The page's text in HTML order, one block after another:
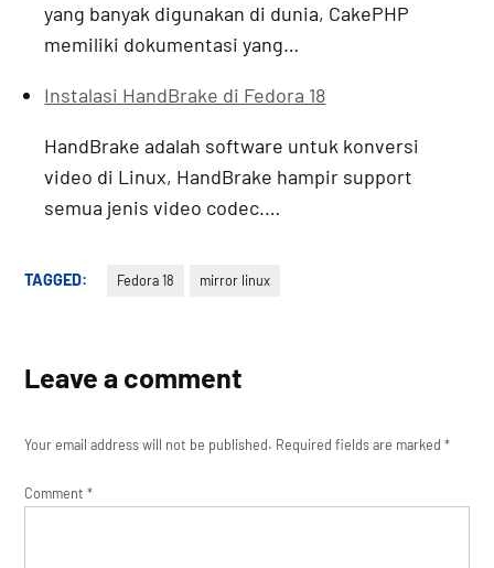
yang banyak digunakan di dunia, CakePHP
memiliki dokumentasi yang…
Instalasi HandBrake di Fedora 18
HandBrake adalah software untuk konversi
video di Linux, HandBrake hampir support
semua jenis video codec.…
TAGGED: Fedora 18 mirror linux
Leave a comment
Your email address will not be published. Required fields are marked*
Comment*